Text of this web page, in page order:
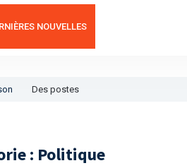
NOUVELLES
Des postes
: Politique